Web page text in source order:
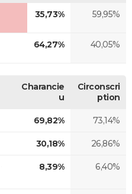
35,73% 59,95%
64,27% 40,05%
Charancie
u
Circonscri
ption
69,82% 73,14%
30,18% 26,86%
8,39% 6,40%